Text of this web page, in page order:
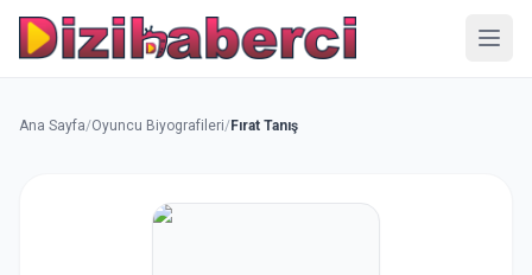
Ana Sayfa/Oyuncu Biyografileri/Fırat Tanış